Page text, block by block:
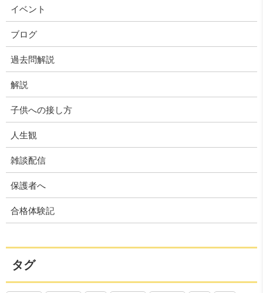
イベント
ブログ
過去問解説
解説
子供への接し方
人生観
雑談配信
保護者へ
合格体験記
タグ